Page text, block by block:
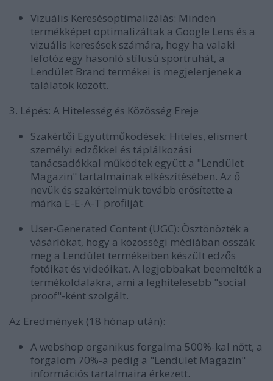
Vizuális Keresésoptimalizálás: Minden
termékképet optimalizáltak a Google Lens és a
vizuális keresések számára, hogy ha valaki
lefotóz egy hasonló stílusú sportruhát, a
Lendület Brand termékei is megjelenjenek a
találatok között.
3. Lépés: A Hitelesség és Közösség Ereje
Szakértői Együttműködések: Hiteles, elismert
személyi edzőkkel és táplálkozási
tanácsadókkal működtek együtt a "Lendület
Magazin" tartalmainak elkészítésében. Az ő
nevük és szakértelmük tovább erősítette a
márka E-E-A-T profilját.
User-Generated Content (UGC): Ösztönözték a
vásárlókat, hogy a közösségi médiában osszák
meg a Lendület termékeiben készült edzős
fotóikat és videóikat. A legjobbakat beemelték a
termékoldalakra, ami a leghitelesebb "social
proof"-ként szolgált.
Az Eredmények (18 hónap után):
A webshop organikus forgalma 500%-kal nőtt, a
forgalom 70%-a pedig a "Lendület Magazin"
információs tartalmaira érkezett.